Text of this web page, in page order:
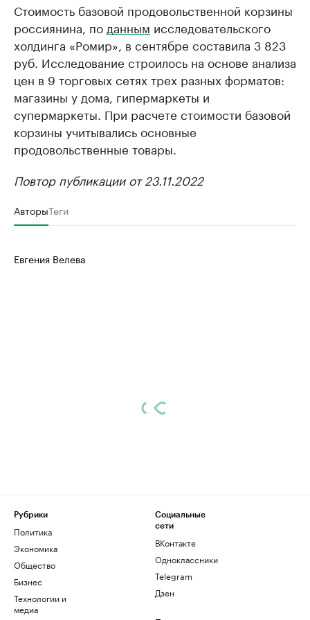
Стоимость базовой продовольственной корзины
россиянина, по данным исследовательского
холдинга «Ромир», в сентябре составила 3 823
руб. Исследование строилось на основе анализа
цен в 9 торговых сетях трех разных форматов:
магазины у дома, гипермаркеты и
супермаркеты. При расчете стоимости базовой
корзины учитывались основные
продовольственные товары.
Повтор публикации от 23.11.2022
АвторыТеги
Евгения Велева
Рубрики
Политика
Экономика
Общество
Бизнес
Технологии и
медиа
Социальные
сети
ВКонтакте
Одноклассники
Telegram
Дзен